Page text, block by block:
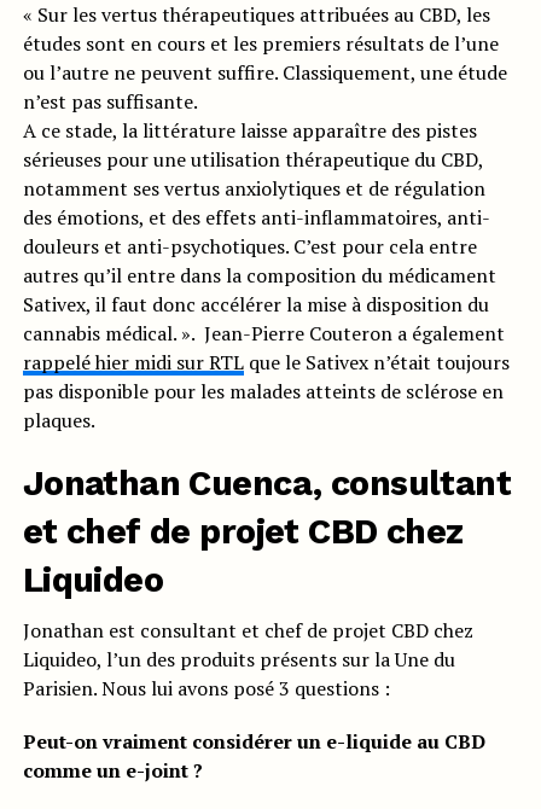
« Sur les vertus thérapeutiques attribuées au CBD, les
études sont en cours et les premiers résultats de l’une
ou l’autre ne peuvent suffire. Classiquement, une étude
n’est pas suffisante.
A ce stade, la littérature laisse apparaître des pistes
sérieuses pour une utilisation thérapeutique du CBD,
notamment ses vertus anxiolytiques et de régulation
des émotions, et des effets anti-inflammatoires, anti-
douleurs et anti-psychotiques. C’est pour cela entre
autres qu’il entre dans la composition du médicament
Sativex, il faut donc accélérer la mise à disposition du
cannabis médical. ». Jean-Pierre Couteron a également
rappelé hier midi sur RTLque le Sativex n’était toujours
pas disponible pour les malades atteints de sclérose en
plaques.
Jonathan Cuenca, consultant
et chef de projet CBD chez
Liquideo
Jonathan est consultant et chef de projet CBD chez
Liquideo, l’un des produits présents sur la Une du
Parisien. Nous lui avons posé 3 questions :
Peut-on vraiment considérer un e-liquide au CBD
comme un e-joint ?